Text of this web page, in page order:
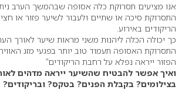
אנו מציעים תסרוקת כלה אסופה שבהמשך הערב
התסרוקת סיכה או שתיים ולעבור לשיער פזור או
הריקודים באירוע.
כך יכולה הכלה ליהנות משני מראות שיער לאורך
התסרוקת האסופה תעמוד טוב יותר בפגעי מזג
הפזור ייראה נפלא על רחבת הריקודים”
ואיך אפשר להבטיח שהשיער ייראה מדהים
בצילומים? בקבלת הפנים? בטקס? ובריקודים?